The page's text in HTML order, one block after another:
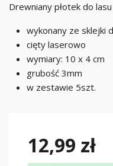
Drewniany płotek do
wykonany ze sklejki
cięty laserowo
wymiary: 10 x 4 cm
grubość 3mm
w zestawie 5szt.
12,99 zł